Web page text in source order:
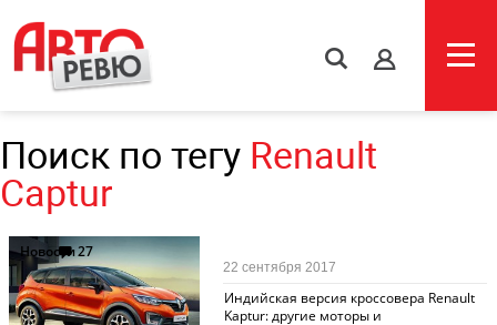
s
Поиск по тегу Renault
Captur
Новости27
Индийская версия кроссовера Renault
Kaptur: другие моторы и
22 сентября 2017